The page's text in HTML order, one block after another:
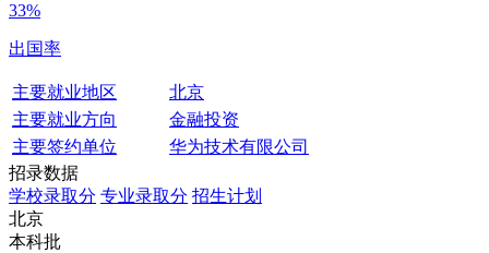
33%
出国率
主要就业地区
北京
主要就业方向
金融投资
主要签约单位
华为技术有限公司
招录数据
学校录取分 专业录取分 招生计划
北京
本科批